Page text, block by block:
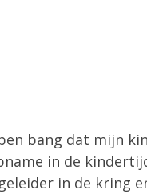
bang dat mijn
in de
in de kring